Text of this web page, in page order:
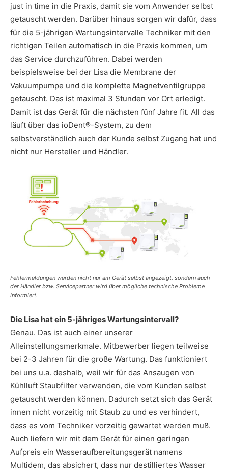
just in time in die Praxis, damit sie vom Anwender selbst
getauscht werden. Darüber hinaus sorgen wir dafür, dass
für die 5-jährigen Wartungsintervalle Techniker mit den
richtigen Teilen automatisch in die Praxis kommen, um
das Service durchzuführen. Dabei werden
beispielsweise bei der Lisa die Membrane der
Vakuumpumpe und die komplette Magnetventilgruppe
getauscht. Das ist maximal 3 Stunden vor Ort erledigt.
Damit ist das Gerät für die nächsten fünf Jahre fit. All das
läuft über das ioDent®-System, zu dem
selbstverständlich auch der Kunde selbst Zugang hat und
nicht nur Hersteller und Händler.
Fehlermeldungen werden nicht nur am Gerät selbst angezeigt, sondern auch
der Händler bzw. Servicepartner wird über mögliche technische Probleme
informiert.
Die Lisa hat ein 5-jähriges Wartungsintervall?
Genau. Das ist auch einer unserer
Alleinstellungsmerkmale. Mitbewerber liegen teilweise
bei 2-3 Jahren für die große Wartung. Das funktioniert
bei uns u.a. deshalb, weil wir für das Ansaugen von
Kühlluft Staubfilter verwenden, die vom Kunden selbst
getauscht werden können. Dadurch setzt sich das Gerät
innen nicht vorzeitig mit Staub zu und es verhindert,
dass es vom Techniker vorzeitig gewartet werden muß.
Auch liefern wir mit dem Gerät für einen geringen
Aufpreis ein Wasseraufbereitungsgerät namens
Multidem, das absichert, dass nur destilliertes Wasser